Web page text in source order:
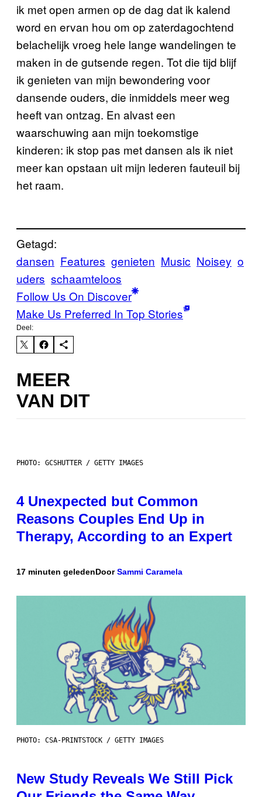
ik met open armen op de dag dat ik kalend
word en ervan hou om op zaterdagochtend
belachelijk vroeg hele lange wandelingen te
maken in de gutsende regen. Tot die tijd blijf
ik genieten van mijn bewondering voor
dansende ouders, die inmiddels meer weg
heeft van ontzag. En alvast een
waarschuwing aan mijn toekomstige
kinderen: ik stop pas met dansen als ik niet
meer kan opstaan uit mijn lederen fauteuil bij
het raam.
Getagd:
dansen Features genieten Music Noisey o
uders schaamteloos
Follow Us On Discover
Make Us Preferred In Top Stories
Deel:
MEER
VAN DIT
PHOTO: GCSHUTTER / GETTY IMAGES
4 Unexpected but Common
Reasons Couples End Up in
Therapy, According to an Expert
17 minuten geledenDoorSammi Caramela
PHOTO: CSA-PRINTSTOCK / GETTY IMAGES
New Study Reveals We Still Pick